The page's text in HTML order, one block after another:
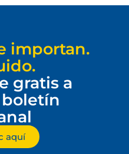
importan.
gratis a
aquí